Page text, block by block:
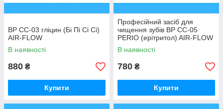
BP CC-03 гліцин (Бі Пі Сі Сі)
AIR-FLOW
В наявності
880 ₴
Купити
Професійний засіб для
чищення зубів BP CC-05
PERIO (ерітритол) AIR-FLOW
В наявності
780 ₴
Купити